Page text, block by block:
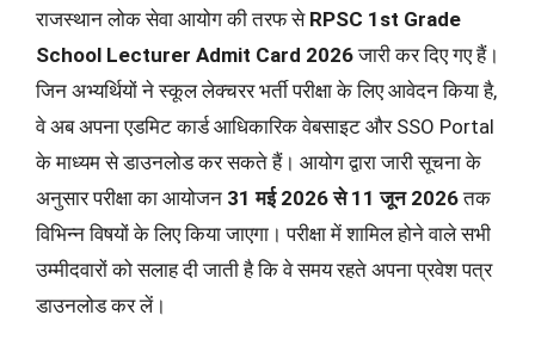
राजस्थान लोक सेवा आयोग की तरफ से RPSC 1st Grade
School Lecturer Admit Card 2026जारी कर दिए गए हैं।
जिन अभ्यर्थियों ने स्कूल लेक्चरर भर्ती परीक्षा के लिए आवेदन किया है,
वे अब अपना एडमिट कार्ड आधिकारिक वेबसाइट और SSO Portal
के माध्यम से डाउनलोड कर सकते हैं। आयोग द्वारा जारी सूचना के
अनुसार परीक्षा का आयोजन 31 मई 2026 से 11 जून 2026तक
विभिन्न विषयों के लिए किया जाएगा। परीक्षा में शामिल होने वाले सभी
उम्मीदवारों को सलाह दी जाती है कि वे समय रहते अपना प्रवेश पत्र
डाउनलोड कर लें।